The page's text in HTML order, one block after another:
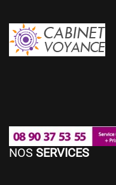
NOS SERVICES